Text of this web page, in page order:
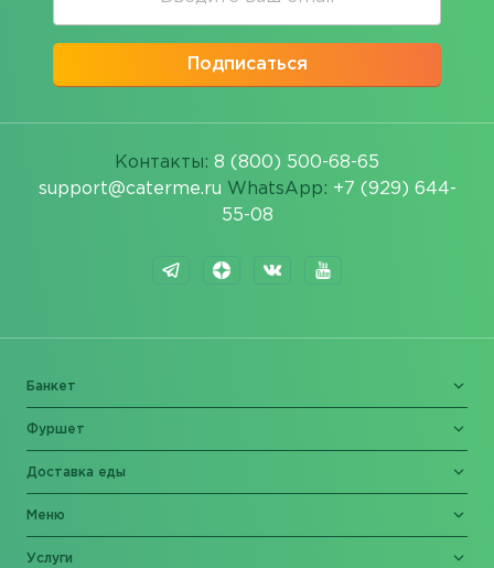
Подписаться
Контакты: 8 (800) 500-68-65
support@caterme.ru WhatsApp: +7 (929) 644-
55-08
Банкет
Фуршет
Доставка еды
Меню
Услуги